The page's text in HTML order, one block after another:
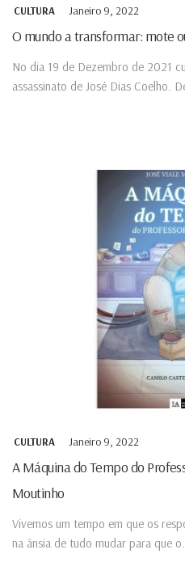
CULTURA Janeiro 9, 2022
O mundo a transformar: mote
No dia 19 de Dezembro de 2021
assassinato de José Dias Coelho.
CULTURA Janeiro 9, 2022
A Máquina do Tempo do
Moutinho
Vivemos um tempo em que os
na ânsia de tudo mudar para que o...